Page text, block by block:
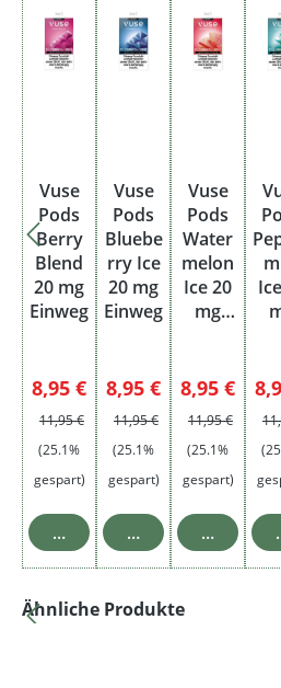
Vuse
Pods
Berry
Blend
20 mg
Einweg
Verkaufspreis:
8,95 €
Regulärer Preis:
11,95 €
(25.1%
gespart)
In den Warenkorb
Vuse
Pods
Bluebe
rry Ice
20 mg
Einweg
Verkaufspreis:
8,95 €
Regulärer Preis:
11,95 €
(25.1%
gespart)
In den Warenkorb
Vuse
Pods
Water
melon
Ice 20
mg
8,95 €
Regulärer
11,95 €
(25.1%
gespart)
In den
Produktgalerie überspringen
Ähnliche Produkte